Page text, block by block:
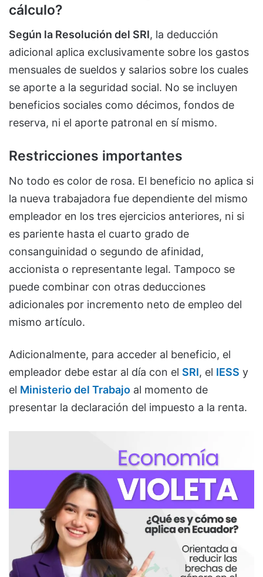
cálculo?
Según la Resolución del SRI, la deducción
adicional aplica exclusivamente sobre los gastos
mensuales de sueldos y salarios sobre los cuales
se aporte a la seguridad social. No se incluyen
beneficios sociales como décimos, fondos de
reserva, ni el aporte patronal en sí mismo.
Restricciones importantes
No todo es color de rosa. El beneficio no aplica si
la nueva trabajadora fue dependiente del mismo
empleador en los tres ejercicios anteriores, ni si
es pariente hasta el cuarto grado de
consanguinidad o segundo de afinidad,
accionista o representante legal. Tampoco se
puede combinar con otras deducciones
adicionales por incremento neto de empleo del
mismo artículo.
Adicionalmente, para acceder al beneficio, el
empleador debe estar al día con el SRI, el IESS y
el Ministerio del Trabajo al momento de
presentar la declaración del impuesto a la renta.